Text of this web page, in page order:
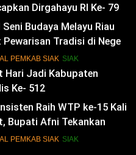
Dirgahayu RI Ke- 79
Hari Jadi Kabupaten
Ke- 512
Budaya Melayu Riau
Tradisi di Negeri
PEMKAB SIAK SIAK
Raih WTP ke-15 Kali
Bupati Afni Tekankan
Tata Kelola Keuangan
PEMKAB SIAK SIAK